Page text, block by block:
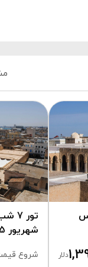
دلار
شهریور 1405
شروع